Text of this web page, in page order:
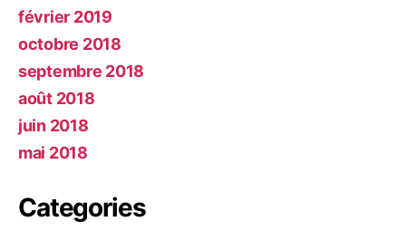
février 2019
octobre 2018
septembre 2018
août 2018
juin 2018
mai 2018
Categories